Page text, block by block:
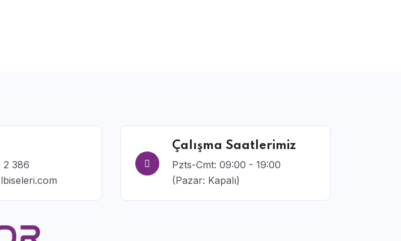
2 386
Çalışma Saatlerimiz
Pzts-Cmt: 09:00 - 19:00
(Pazar: Kapalı)